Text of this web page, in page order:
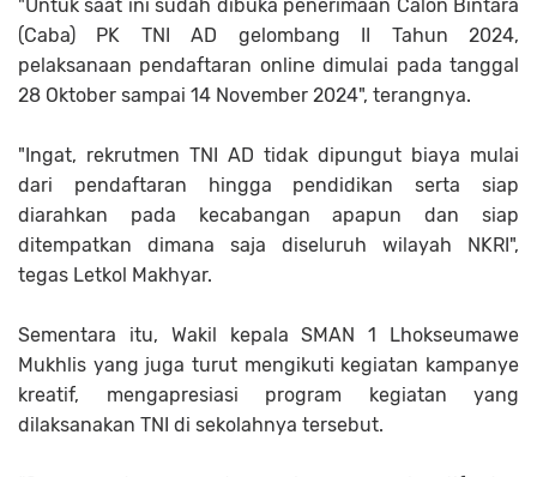
"Untuk saat ini sudah dibuka penerimaan Calon Bintara
(Caba) PK TNI AD gelombang II Tahun 2024,
pelaksanaan pendaftaran online dimulai pada tanggal
28 Oktober sampai 14 November 2024", terangnya.
"Ingat, rekrutmen TNI AD tidak dipungut biaya mulai
dari pendaftaran hingga pendidikan serta siap
diarahkan pada kecabangan apapun dan siap
ditempatkan dimana saja diseluruh wilayah NKRI",
tegas Letkol Makhyar.
Sementara itu, Wakil kepala SMAN 1 Lhokseumawe
Mukhlis yang juga turut mengikuti kegiatan kampanye
kreatif, mengapresiasi program kegiatan yang
dilaksanakan TNI di sekolahnya tersebut.